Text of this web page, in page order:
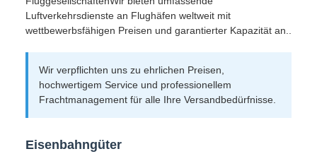
Luftverkehrsdienste an Flughäfen weltweit mit
wettbewerbsfähigen Preisen und garantierter Kapazität an..
Wir verpflichten uns zu ehrlichen Preisen,
hochwertigem Service und professionellem
Frachtmanagement für alle Ihre Versandbedürfnisse.
Eisenbahngüter